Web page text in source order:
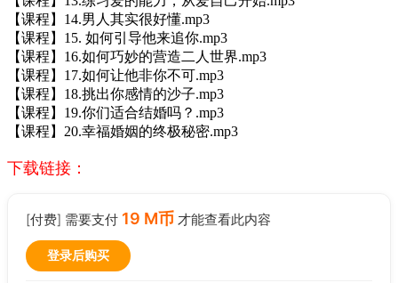
【课程】14.男人其实很好懂.mp3
【课程】15. 如何引导他来追你.mp3
【课程】16.如何巧妙的营造二人世界.mp3
【课程】17.如何让他非你不可.mp3
【课程】18.挑出你感情的沙子.mp3
【课程】19.你们适合结婚吗？.mp3
【课程】20.幸福婚姻的终极秘密.mp3
下载链接：
[付费] 需要支付 19 M币 才能查看此内容
登录后购买